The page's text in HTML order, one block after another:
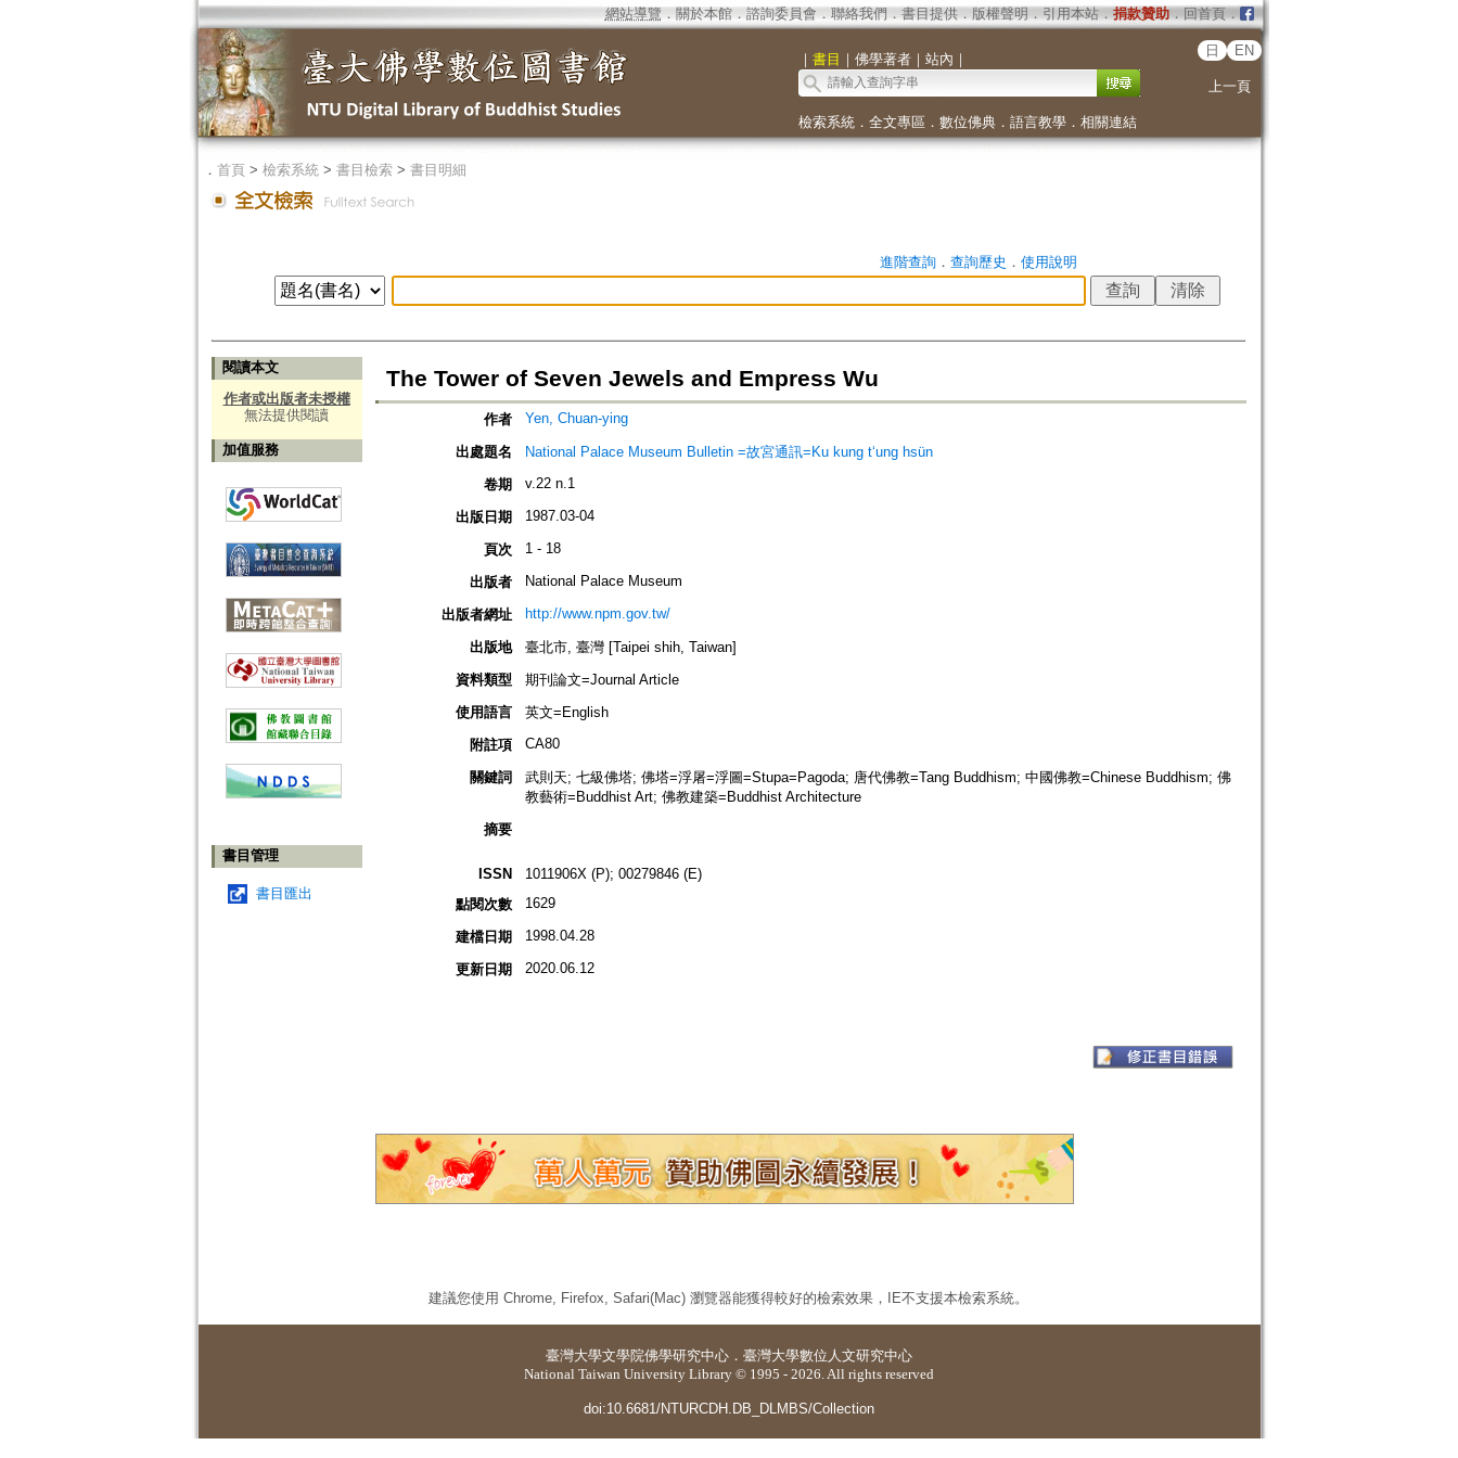
網站導覽 ． 關於本館． 諮詢委員會． 聯絡我們 ． 書目提供． 版權聲明 ． 引用本站． 捐款贊助．回首頁．
｜ 書目 ｜ 佛學著者｜ 站內 ｜
日 EN
上一頁
檢索系統． 全文專區 ． 數位佛典． 語言教學． 相關連結
． 首頁> 檢索系統> 書目檢索> 書目明細
進階查詢． 查詢歷史 ． 使用說明
閱讀本文
作者或出版者未授權
無法提供閱讀
加值服務
書目管理
書目匯出
The Tower of Seven Jewels and Empress Wu
作者 Yen, Chuan-ying
出處題名
National Palace Museum Bulletin =故宮通訊=Ku kung tʻung hsün
卷期
v.22 n.1
出版日期 1987.03-04
頁次 1 - 18
出版者 National Palace Museum
出版者網址 http://www.npm.gov.tw/
出版地
臺北市, 臺灣 [Taipei shih, Taiwan]
資料類型
期刊論文=Journal Article
使用語言
英文=English
附註項
CA80
關鍵詞
武則天; 七級佛塔; 佛塔=浮屠=浮圖=Stupa=Pagoda; 唐代佛教=Tang Buddhism; 中國佛教=Chinese Buddhism; 佛
教藝術=Buddhist Art; 佛教建築=Buddhist Architecture
摘要
ISSN
1011906X (P); 00279846 (E)
點閱次數
1629
建檔日期 1998.04.28
更新日期 2020.06.12
建議您使用 Chrome, Firefox, Safari(Mac) 瀏覽器能獲得較好的檢索效果，IE不支援本檢索系統。
臺灣大學文學院佛學研究中心 ． 臺灣大學數位人文研究中心
National Taiwan University Library © 1995 - 2026. All rights reserved
doi:10.6681/NTURCDH.DB_DLMBS/Collection